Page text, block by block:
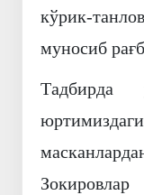
кўрик-
муносиб
Тадбирда